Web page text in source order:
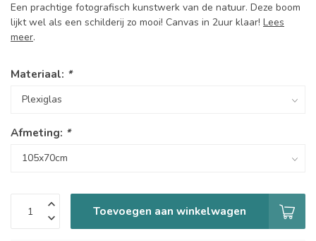
Een prachtige fotografisch kunstwerk van de natuur. Deze boom
lijkt wel als een schilderij zo mooi! Canvas in 2uur klaar! Lees
meer.
Materiaal: *
Afmeting: *
Toevoegen aan winkelwagen